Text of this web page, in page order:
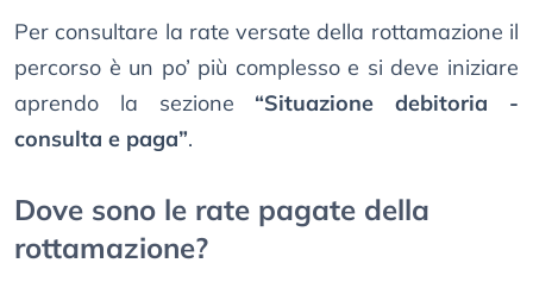
Per consultare la rate versate della rottamazione il
percorso è un po’ più complesso e si deve iniziare
aprendo la sezione “Situazione debitoria -
consulta e paga”.
Dove sono le rate pagate della
rottamazione?